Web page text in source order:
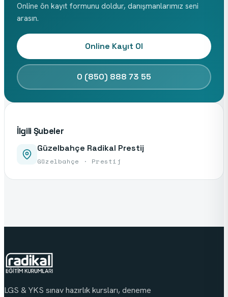
Online ön kayıt formunu doldur, danışmanlarımız seni
arasın.
Online Kayıt Ol
0 (850) 888 73 55
İlgili Şubeler
Güzelbahçe Radikal Prestij
Güzelbahçe · Prestij
LGS & YKS sınav hazırlık kursları, deneme